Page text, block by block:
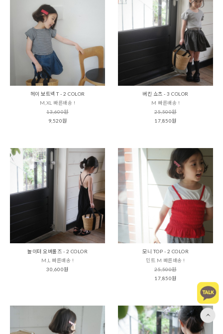
헤이 보트넥 T - 2 COLOR
M,XL 빠른배송 !
13,600원
9,520원
버킨 쇼츠 - 3 COLOR
M 빠른배송 !
25,500원
17,850원
놀이터 오버롤즈 - 2 COLOR
M,L 빠른배송 !
30,600원
모니 TOP - 2 COLOR
민트 M 빠른배송 !
25,500원
17,850원